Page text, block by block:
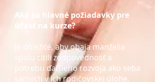
Aké sú hlavné požiadavky pre
účasť na kurze?
Je dôležité, aby obaja manželia
spolu cítili zodpovednosť a
potrebu ďalšieho rozvoja ako seba
samých v ich rodičovskej úlohe,